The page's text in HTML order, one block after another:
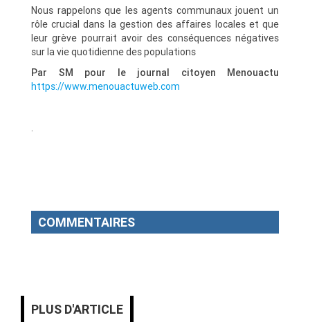
Nous rappelons que les agents communaux jouent un
rôle crucial dans la gestion des affaires locales et que
leur grève pourrait avoir des conséquences négatives
sur la vie quotidienne des populations
Par SM pour le journal citoyen Menouactu
https://www.menouactuweb.com
.
COMMENTAIRES
PLUS D'ARTICLE